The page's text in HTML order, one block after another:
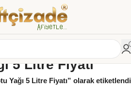
5 Litre Fiyatı
Yağı 5 Litre Fiyatı” olarak etiketlendi